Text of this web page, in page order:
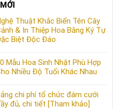
Thuật Khắc Biển Tên Cây
& In Thiệp Hoa Bằng Ký Tự
Biệt Độc Đáo
Mẫu Hoa Sinh Nhật Phù Hợp
Nhiều Độ Tuổi Khác Nhau
chi phí tổ chức đám cưới
đủ, chi tiết [Tham khảo]